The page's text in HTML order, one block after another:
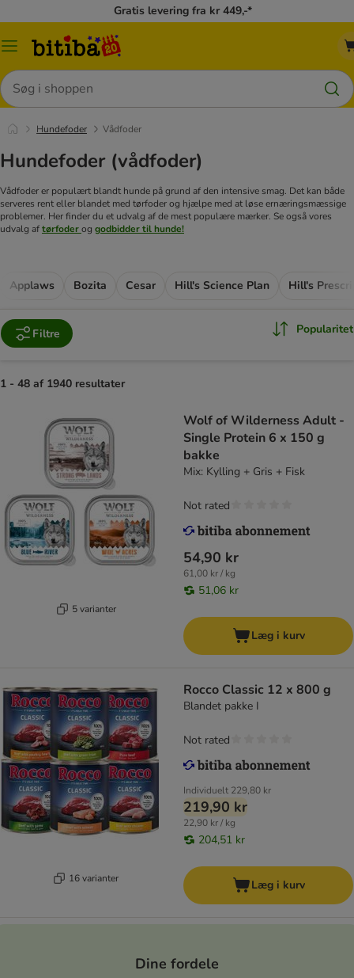
Gratis levering fra kr 449,-*
Menu
Søg
Hundefoder Vådfoder
Hundefoder (vådfoder)
Vådfoder er populært blandt hunde på grund af den intensive smag. Det kan både
serveres rent eller blandet med tørfoder og hjælpe med at løse ernæringsmæssige
problemer. Her finder du et udvalg af de mest populære mærker. Se også vores
udvalg aftørfoderog godbidder til hunde!
Applaws Bozita Cesar Hill's Science Plan Hill's
Filtre Popularitet
1 - 48 af 1940 resultater
5 varianter
Wolf of Wilderness Adult -
Single Protein 6 x 150 g
bakke
Mix: Kylling + Gris + Fisk
54,90 kr
61,00 kr / kg
51,06 kr
Not rated
Læg i kurv
16 varianter
Rocco Classic 12 x 800 g
Blandet pakke I
Individuelt 229,80 kr
219,90 kr
22,90 kr / kg
204,51 kr
Not rated
Læg i kurv
Dine fordele